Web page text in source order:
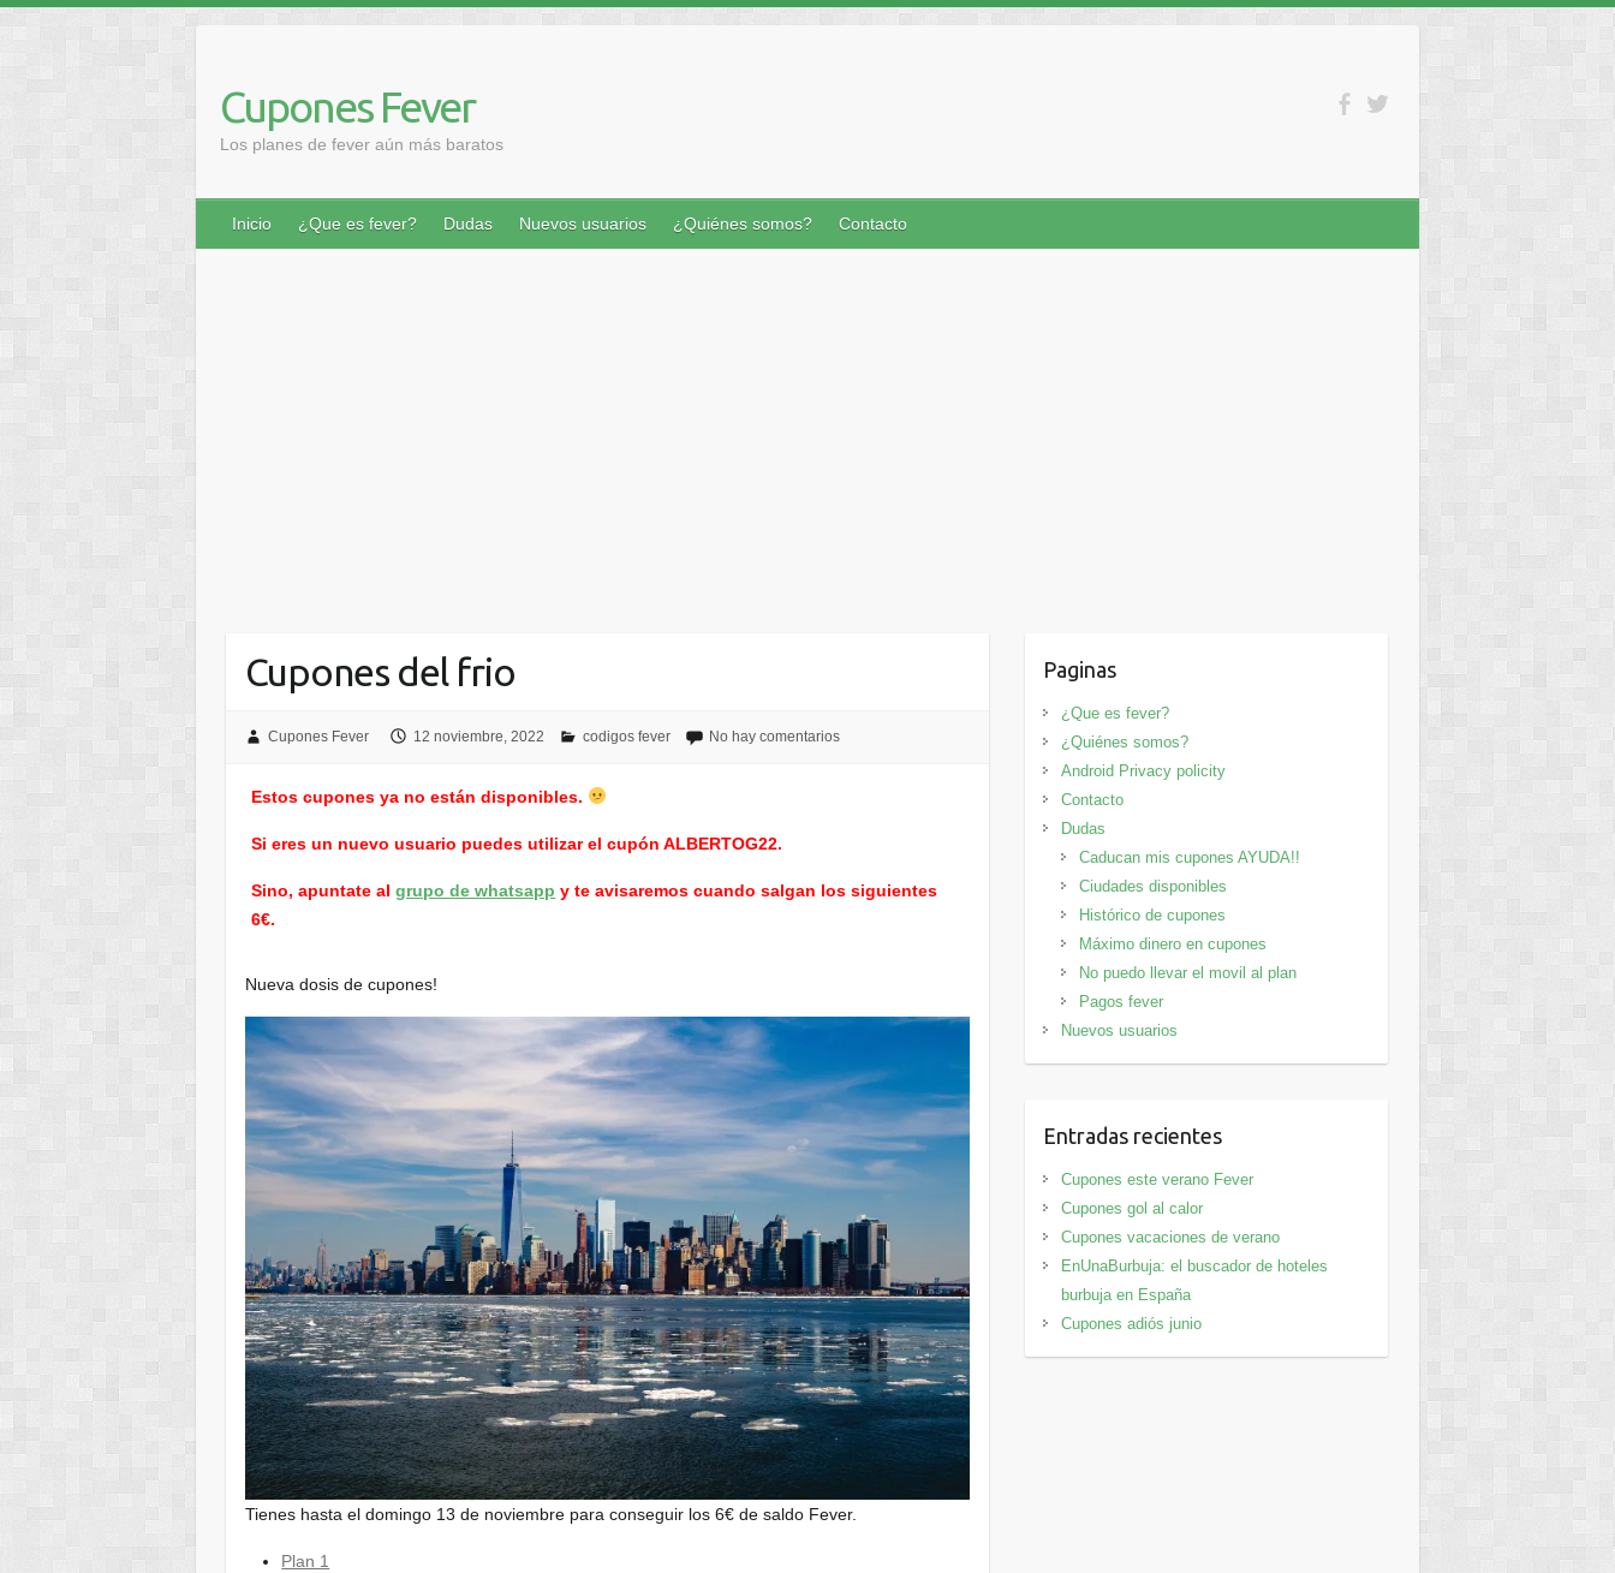
contenido
Cupones Fever
Los planes de fever aún más baratos
Inicio ¿Que es fever? Dudas Nuevos usuarios ¿Quiénes somos? Contacto
Cupones del frio
Cupones Fever 12 noviembre, 2022 codigos fever No hay comentarios
Estos cupones ya no están disponibles.
Si eres un nuevo usuario puedes utilizar el cupón ALBERTOG22.
Sino, apuntate algrupo de whatsapp y te avisaremos cuando salgan los siguientes
6€.
Nueva dosis de cupones!
Tienes hasta el domingo 13 de noviembre para conseguir los 6€ de saldo Fever.
Plan 1
Paginas
¿Que es fever?
¿Quiénes somos?
Android Privacy policity
Contacto
Dudas
Caducan mis cupones AYUDA!!
Ciudades disponibles
Histórico de cupones
Máximo dinero en cupones
No puedo llevar el movil al plan
Pagos fever
Nuevos usuarios
Entradas recientes
Cupones este verano Fever
Cupones gol al calor
Cupones vacaciones de verano
EnUnaBurbuja: el buscador de hoteles
burbuja en España
Cupones adiós junio